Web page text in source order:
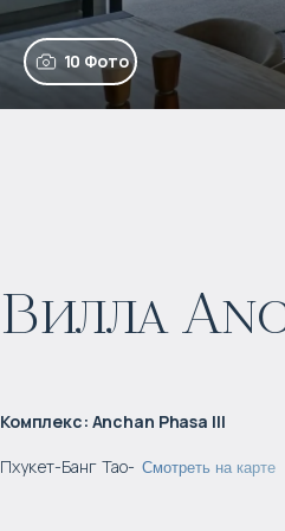
10 Фото
Вилла
Комплекс: Anchan Phasa III
Пхукет-Банг Тао- Смотреть на карте